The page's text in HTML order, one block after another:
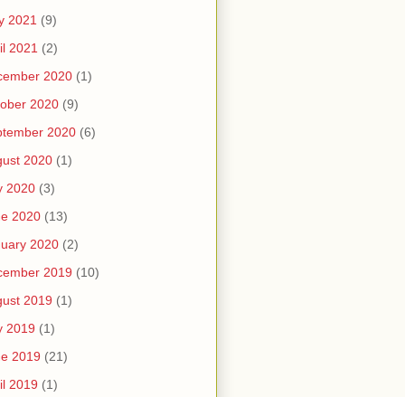
2021 (9)
2021 (2)
2020 (1)
2020 (9)
2020 (6)
2020 (1)
2020 (3)
2020 (13)
2020 (2)
2019 (10)
2019 (1)
2019 (1)
2019 (21)
2019 (1)